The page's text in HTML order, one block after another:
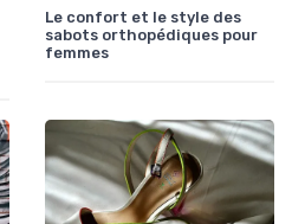
Le confort et le style des
sabots orthopédiques pour
femmes